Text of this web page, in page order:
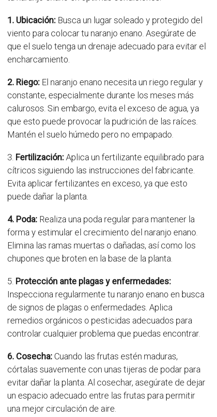
1. Ubicación: Busca un lugar soleado y protegido del
viento para colocar tu naranjo enano. Asegúrate de
que el suelo tenga un drenaje adecuado para evitar el
encharcamiento.
2. Riego: El naranjo enano necesita un riego regular y
constante, especialmente durante los meses más
calurosos. Sin embargo, evita el exceso de agua, ya
que esto puede provocar la pudrición de las raíces.
Mantén el suelo húmedo pero no empapado.
3. Fertilización:Aplica un fertilizante equilibrado para
cítricos siguiendo las instrucciones del fabricante.
Evita aplicar fertilizantes en exceso, ya que esto
puede dañar la planta.
4. Poda: Realiza una poda regular para mantener la
forma y estimular el crecimiento del naranjo enano.
Elimina las ramas muertas o dañadas, así como los
chupones que broten en la base de la planta.
5. Protección ante plagas y enfermedades:
Inspecciona regularmente tu naranjo enano en busca
de signos de plagas o enfermedades. Aplica
remedios orgánicos o pesticidas adecuados para
controlar cualquier problema que puedas encontrar.
6. Cosecha:Cuando las frutas estén maduras,
córtalas suavemente con unas tijeras de podar para
evitar dañar la planta. Al cosechar, asegúrate de dejar
un espacio adecuado entre las frutas para permitir
una mejor circulación de aire.